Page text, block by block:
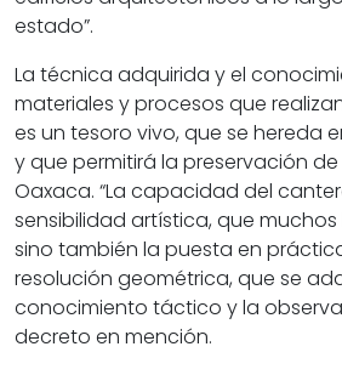
estado”.
La técnica adquirida y el
materiales y procesos que
es un tesoro vivo, que se hereda
y que permitirá la preservación
Oaxaca. “La capacidad del
sensibilidad artística, que
sino también la puesta en
resolución geométrica, que se
conocimiento táctico y la
decreto en mención.